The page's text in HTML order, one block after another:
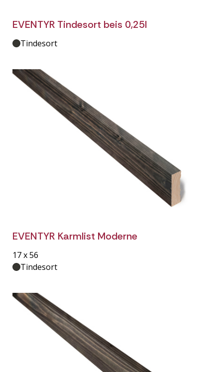
EVENTYR Tindesort beis 0,25l
Tindesort
EVENTYR Karmlist Moderne
17 x 56
Tindesort